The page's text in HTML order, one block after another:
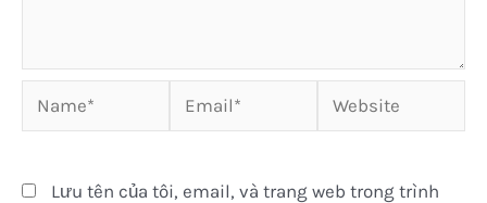
Name* Email* Website
Lưu tên của tôi, email, và trang web trong trình